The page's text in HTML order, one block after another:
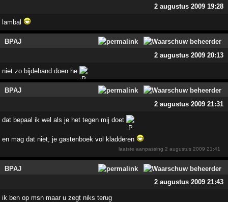
2 augustus 2009 19:28
lambal
BPAJ
2 augustus 2009 20:13
niet zo bijdehand doen he
BPAJ
2 augustus 2009 21:31
dat bepaal ik wel als je het tegen mij doet
en mag dat niet, je gastenboek vol kladderen
laatste aanpassing2 augustus 2009 21:41
BPAJ
2 augustus 2009 21:43
ik ben op msn maar u zegt niks terug